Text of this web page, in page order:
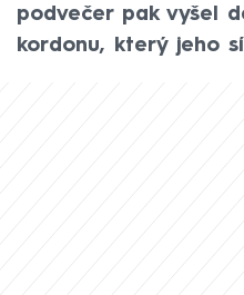
podvečer pak vyšel
kordonu, který jeho